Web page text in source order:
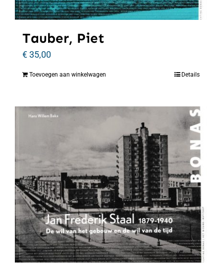
Tauber, Piet
€35,00
Toevoegen aan winkelwagen Details